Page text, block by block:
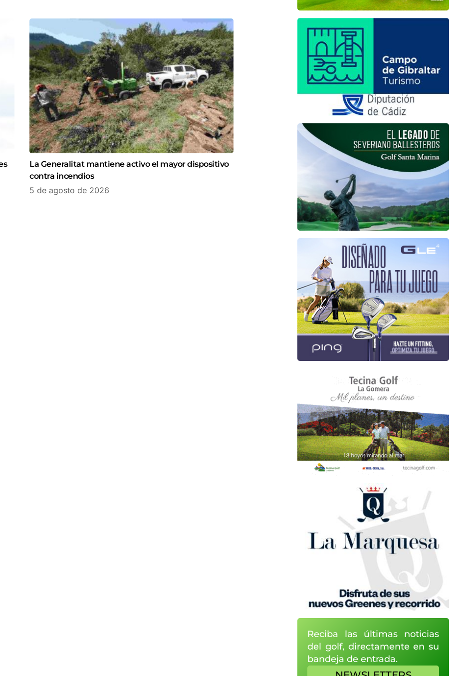
La Generalitat mantiene activo el mayor dispositivo
contra incendios
5 de agosto de 2026
Reciba las últimas noticias
del golf, directamente en su
bandeja de entrada.